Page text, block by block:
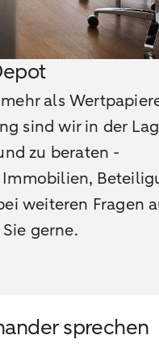
als
sind wir in der
zu beraten -
weiteren Fragen
gerne.
sprechen